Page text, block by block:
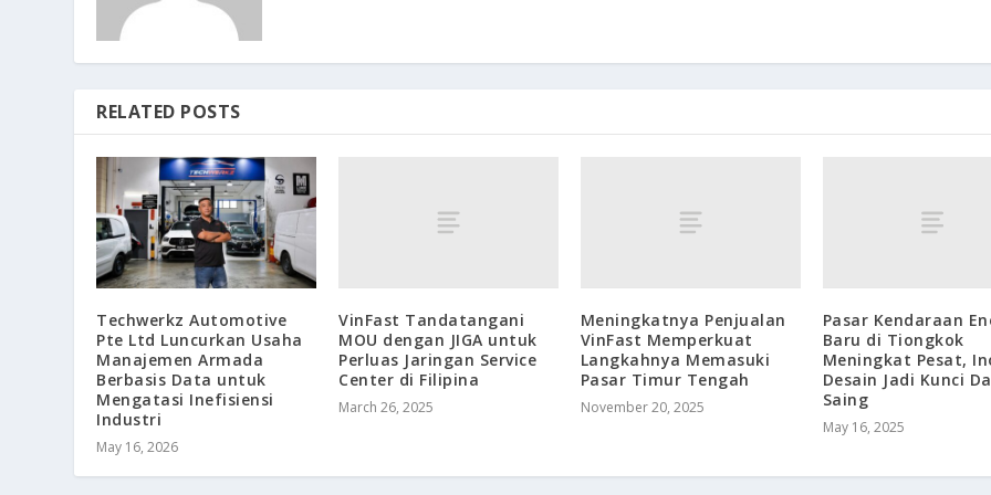
RELATED POSTS
Techwerkz Automotive
Pte Ltd Luncurkan Usaha
Manajemen Armada
Berbasis Data untuk
Mengatasi Inefisiensi
Industri
May 16, 2026
VinFast Tandatangani
MOU dengan JIGA untuk
Perluas Jaringan Service
Center di Filipina
March 26, 2025
Meningkatnya Penjualan
VinFast Memperkuat
Langkahnya Memasuki
Pasar Timur Tengah
November 20, 2025
Pasar Kendaraan
Baru di Tiongkok
Meningkat Pesat,
Desain Jadi Kunci
Saing
May 16, 2025